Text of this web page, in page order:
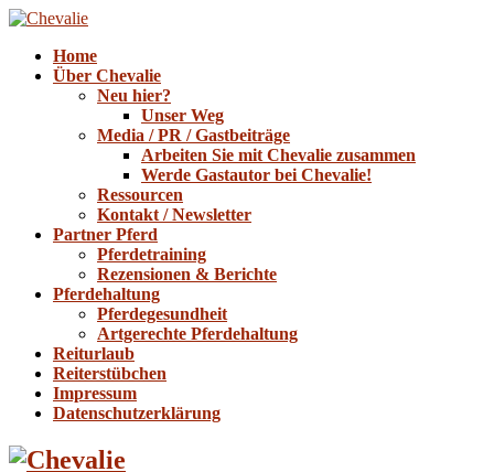
Home
Über Chevalie
Neu hier?
Unser Weg
Media / PR / Gastbeiträge
Arbeiten Sie mit Chevalie zusammen
Werde Gastautor bei Chevalie!
Ressourcen
Kontakt / Newsletter
Partner Pferd
Pferdetraining
Rezensionen & Berichte
Pferdehaltung
Pferdegesundheit
Artgerechte Pferdehaltung
Reiturlaub
Reiterstübchen
Impressum
Datenschutzerklärung